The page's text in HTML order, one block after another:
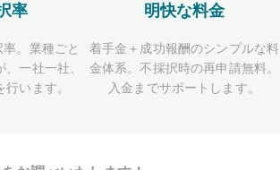
率
。業種ごと
一社一社、
います。
明快な料金
着手金＋成功報酬のシンプルな料
金体系。不採択時の再申請無料。
入金までサポートします。